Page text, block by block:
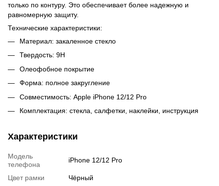
только по контуру. Это обеспечивает более надежную и
равномерную защиту.
Технические характеристики:
Материал: закаленное стекло
Твердость: 9H
Олеофобное покрытие
Форма: полное закругление
Совместимость: Apple iPhone 12/12 Pro
Комплектация: стекла, салфетки, наклейки, инструкция
Характеристики
Модель
телефона
iPhone 12/12 Pro
Цвет рамки
Чёрный